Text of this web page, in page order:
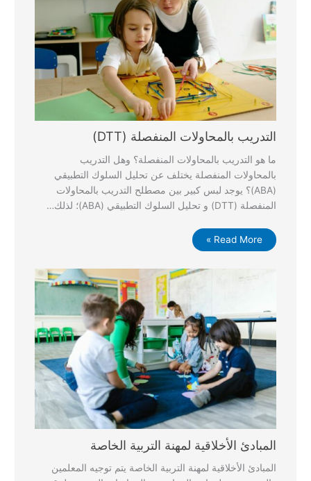
التدريب بالمحاولات المنفصلة (DTT)
ما هو التدريب بالمحاولات المنفصلة؟ وهل التدريب
بالمحاولات المنفصلة يختلف عن تحليل السلوك التطبيقي
(ABA)؟ يوجد لبس كبير بين مصطلح التدريب بالمحاولات
المنفصلة (DTT) و تحليل السلوك التطبيقي (ABA)؛ لذلك…
Read More »
المبادئ الأخلاقية لمهنة التربية الخاصة
المبادئ الأخلاقية لمهنة التربية الخاصة يتم توجيه المعلمين